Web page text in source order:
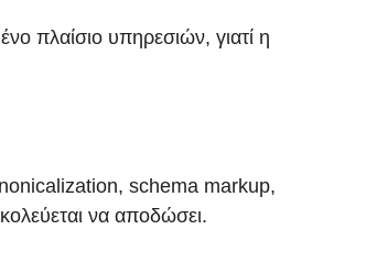
πλαίσιο υπηρεσιών, γιατί η
schema markup,
να αποδώσει.